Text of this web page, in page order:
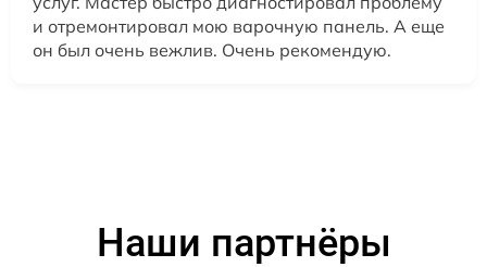
и отремонтировал мою варочную панель. А еще
он был очень вежлив. Очень рекомендую.
Наши партнёры